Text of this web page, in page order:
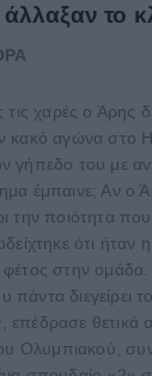
το
χαρές ο Άρης
κακό αγώνα στο
γήπεδο του με
έμπαινε; Αν ο
την ποιότητα που
ότι ήταν
φέτος στην
διεγείρει
θετικά
Ολυμπιακού,